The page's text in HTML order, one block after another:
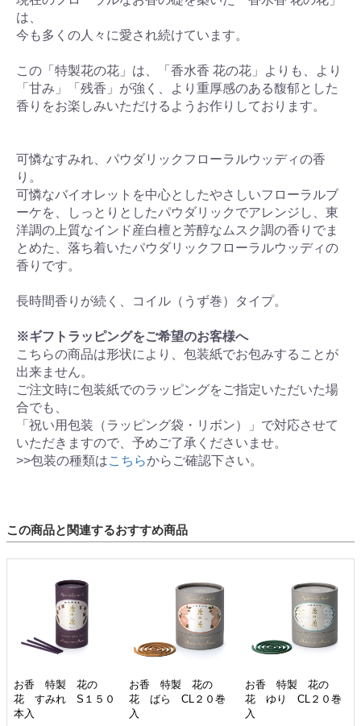
は、
今も多くの人々に愛され続けています。
この「特製花の花」は、「香水香 花の花」よりも、より
「甘み」「残香」が強く、より重厚感のある馥郁とした
香りをお楽しみいただけるようお作りしております。
可憐なすみれ、パウダリックフローラルウッディの香
り。
可憐なバイオレットを中心としたやさしいフローラルブ
ーケを、しっとりとしたパウダリックでアレンジし、東
洋調の上質なインド産白檀と芳醇なムスク調の香りでま
とめた、落ち着いたパウダリックフローラルウッディの
香りです。
長時間香りが続く、コイル（うず巻）タイプ。
※ギフトラッピングをご希望のお客様へ
こちらの商品は形状により、包装紙でお包みすることが
出来ません。
ご注文時に包装紙でのラッピングをご指定いただいた場
合でも、
「祝い用包装（ラッピング袋・リボン）」で対応させて
いただきますので、予めご了承くださいませ。
>>包装の種類はこちらからご確認下さい。
この商品と関連するおすすめ商品
お香 特製 花の
花 すみれ S１５０
本入
お香 特製 花の
花 ばら CL２０巻
入
お香 特製 花の
花 ゆり CL２０巻
入